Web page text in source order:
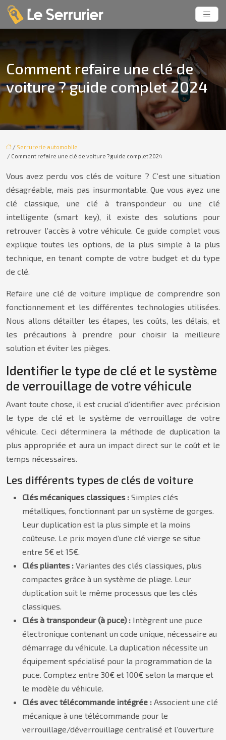
Comment refaire une clé de
voiture ? guide complet 2024
/ Serrurerie automobile
/ Comment refaire une clé de voiture ? guide complet 2024
Vous avez perdu vos clés de voiture ? C’est une situation
désagréable, mais pas insurmontable. Que vous ayez une
clé classique, une clé à transpondeur ou une clé
intelligente (smart key), il existe des solutions pour
retrouver l’accès à votre véhicule. Ce guide complet vous
explique toutes les options, de la plus simple à la plus
technique, en tenant compte de votre budget et du type
de clé.
Refaire une clé de voiture implique de comprendre son
fonctionnement et les différentes technologies utilisées.
Nous allons détailler les étapes, les coûts, les délais, et
les précautions à prendre pour choisir la meilleure
solution et éviter les pièges.
Identifier le type de clé et le système
de verrouillage de votre véhicule
Avant toute chose, il est crucial d’identifier avec précision
le type de clé et le système de verrouillage de votre
véhicule. Ceci déterminera la méthode de duplication la
plus appropriée et aura un impact direct sur le coût et le
temps nécessaires.
Les différents types de clés de voiture
Clés mécaniques classiques : Simples clés
métalliques, fonctionnant par un système de gorges.
Leur duplication est la plus simple et la moins
coûteuse. Le prix moyen d’une clé vierge se situe
entre 5€ et 15€.
Clés pliantes : Variantes des clés classiques, plus
compactes grâce à un système de pliage. Leur
duplication suit le même processus que les clés
classiques.
Clés à transpondeur (à puce) : Intègrent une puce
électronique contenant un code unique, nécessaire au
démarrage du véhicule. La duplication nécessite un
équipement spécialisé pour la programmation de la
puce. Comptez entre 30€ et 100€ selon la marque et
le modèle du véhicule.
Clés avec télécommande intégrée : Associent une clé
mécanique à une télécommande pour le
verrouillage/déverrouillage centralisé et l’ouverture